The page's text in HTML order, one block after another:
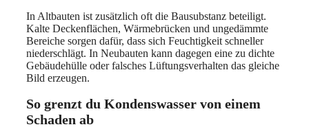
In Altbauten ist zusätzlich oft die Bausubstanz beteiligt.
Kalte Deckenflächen, Wärmebrücken und ungedämmte
Bereiche sorgen dafür, dass sich Feuchtigkeit schneller
niederschlägt. In Neubauten kann dagegen eine zu dichte
Gebäudehülle oder falsches Lüftungsverhalten das gleiche
Bild erzeugen.
So grenzt du Kondenswasser von einem
Schaden ab